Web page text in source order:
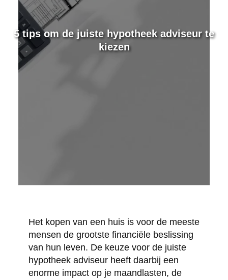
5 tips om de juiste hypotheek adviseur te
kiezen
Het kopen van een huis is voor de meeste
mensen de grootste financiële beslissing
van hun leven. De keuze voor de juiste
hypotheek adviseur heeft daarbij een
enorme impact op je maandlasten, de